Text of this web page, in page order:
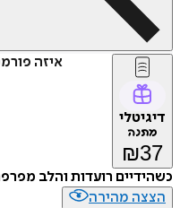
איזה
דיגיטלי
מתנה
₪37
כשהידיים רועדות והלב
הצצה מהירה